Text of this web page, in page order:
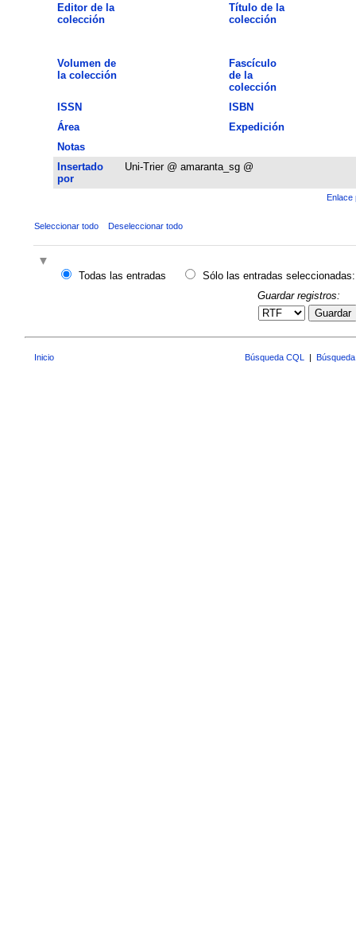
Editor de la
colección
Título de la
colección
Volumen de
la colección
Fascículo
de la
colección
ISSN
ISBN
Área
Expedición
Notas
Insertado
por
Uni-Trier @ amaranta_sg @
Enlace
Seleccionar todo Deseleccionar todo
Todas las entradas
Sólo las entradas seleccionadas:
Guardar registros:
Guardar
Inicio Búsqueda CQL